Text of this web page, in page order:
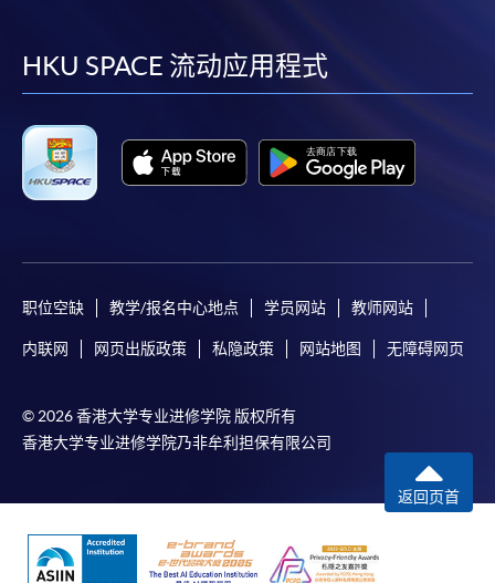
facebook
youtube
linkedin
HKU SPACE 流动应用程式
职位空缺 教学/报名中心地点 学员网站 教师网站
内联网 网页出版政策 私隐政策 网站地图 无障碍网页
© 2026 香港大学专业进修学院 版权所有
香港大学专业进修学院乃非牟利担保有限公司
返回页首